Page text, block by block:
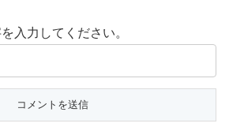
入力してください。